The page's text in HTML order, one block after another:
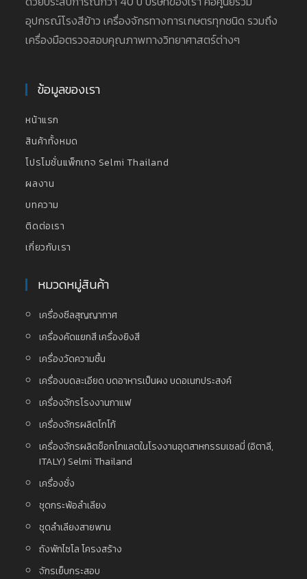
อุปกรณ์โรงสีข้าว เครื่องจักรทางการเกษตรทุกชนิด รวมถึง
เครื่องมือตรวจสอบคุณภาพทางวิทยาศาสตร์ต่างๆ
ข้อมูลของเรา
หน้าแรก
สินค้าทั้งหมด
โปรโมชั่นแพ็กเกจ Selmi Thailand
ผลงาน
บทความ
ติดต่อเรา
เกี่ยวกับเรา
หมวดหมู่สินค้า
เครื่องซีลสุญญากาศ
เครื่องคัดแยกสี เครื่องยิงสี
เครื่องวัดความชื้น
เครื่องบดละเอียด บดอาหารเป็นผง บดอเนกประสงค์
เครื่องจักรโรงงานกาแฟ
เครื่องจักรผลิตโกโก้
เครื่องจักรผลิตช็อกโกแลตในโรงงานอุตสาหกรรมเซลมี่ (อิตาลี,
ITALY) Selmi Thailand
เครื่องชั่ง
ชุดกระพ้อลำเลียง
ชุดลำเลียงสายพาน
ถังพักไซโล โครงสร้าง
จักรเย็บกระสอบ